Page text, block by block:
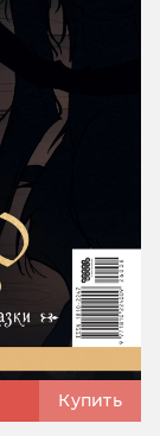
Купить